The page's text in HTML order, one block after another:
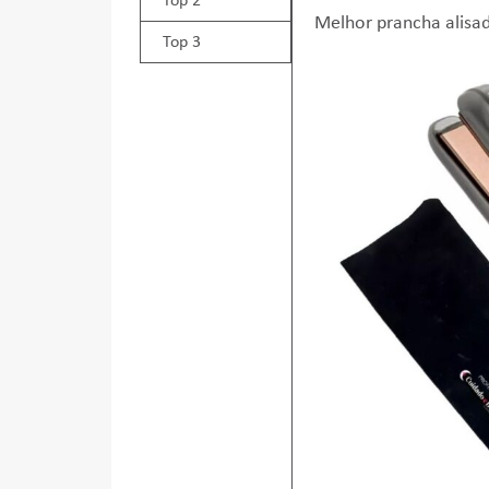
Top 3
Melhor prancha